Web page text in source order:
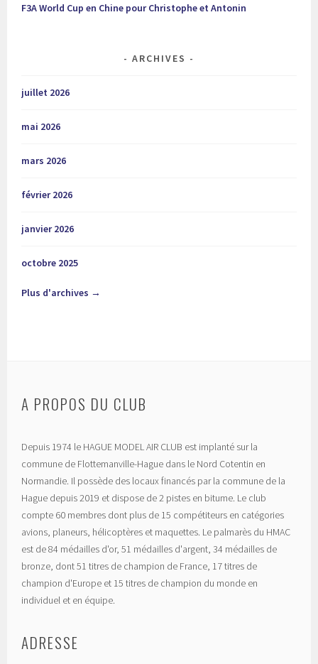
F3A World Cup en Chine pour Christophe et Antonin
ARCHIVES
juillet 2026
mai 2026
mars 2026
février 2026
janvier 2026
octobre 2025
Plus d'archives →
A PROPOS DU CLUB
Depuis 1974 le HAGUE MODEL AIR CLUB est implanté sur la
commune de Flottemanville-Hague dans le Nord Cotentin en
Normandie. Il possède des locaux financés par la commune de la
Hague depuis 2019 et dispose de 2 pistes en bitume. Le club
compte 60 membres dont plus de 15 compétiteurs en catégories
avions, planeurs, hélicoptères et maquettes. Le palmarès du HMAC
est de 84 médailles d'or, 51 médailles d'argent, 34 médailles de
bronze, dont 51 titres de champion de France, 17 titres de
champion d'Europe et 15 titres de champion du monde en
individuel et en équipe.
ADRESSE